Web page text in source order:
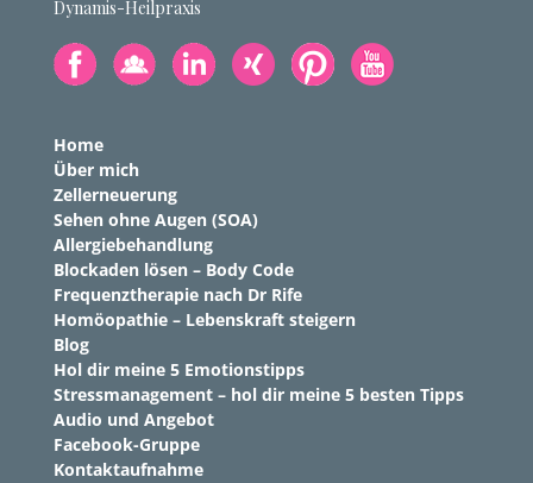
Dynamis-Heilpraxis
Home
Über mich
Zellerneuerung
Sehen ohne Augen (SOA)
Allergiebehandlung
Blockaden lösen – Body Code
Frequenztherapie nach Dr Rife
Homöopathie – Lebenskraft steigern
Blog
Hol dir meine 5 Emotionstipps
Stressmanagement – hol dir meine 5 besten Tipps
Audio und Angebot
Facebook-Gruppe
Kontaktaufnahme